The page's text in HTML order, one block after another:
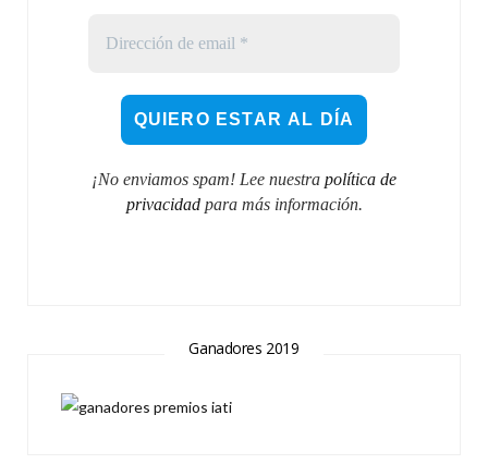
¡No enviamos spam! Lee nuestra política de
privacidadpara más información.
Ganadores 2019